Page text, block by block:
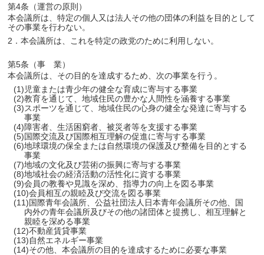
第4条（運営の原則）
本会議所は、特定の個人又は法人その他の団体の利益を目的として
その事業を行わない。
2．本会議所は、これを特定の政党のために利用しない。
第5条（事 業）
本会議所は、その目的を達成するため、次の事業を行う。
(1)児童または青少年の健全な育成に寄与する事業
(2)教育を通じて、地域住民の豊かな人間性を涵養する事業
(3)スポーツを通じて、地域住民の心身の健全な発達に寄与する
事業
(4)障害者、生活困窮者、被災者等を支援する事業
(5)国際交流及び国際相互理解の促進に寄与する事業
(6)地球環境の保全または自然環境の保護及び整備を目的とする
事業
(7)地域の文化及び芸術の振興に寄与する事業
(8)地域社会の経済活動の活性化に資する事業
(9)会員の教養や見識を深め、指導力の向上を図る事業
(10)会員相互の親睦及び交流を図る事業
(11)国際青年会議所、公益社団法人日本青年会議所その他、国
内外の青年会議所及びその他の諸団体と提携し、相互理解と
親睦を深める事業
(12)不動産賃貸事業
(13)自然エネルギー事業
(14)その他、本会議所の目的を達成するために必要な事業